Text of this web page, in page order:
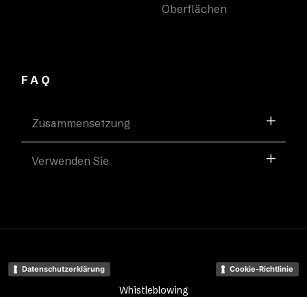
Oberflächen
FAQ
Zusammensetzung
Verwenden Sie
Datenschutzerklärung Cookie-Richtlinie
Whistleblowing